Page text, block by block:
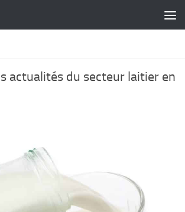
actualités du secteur laitier en